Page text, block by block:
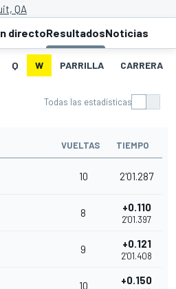
QA
directoResultadosNoticias
Q W PARRILLA CARRERA
Todas las estadísticas
VUELTAS TIEMPO
10 2'01.287
8 +0.110
2'01.397
9 +0.121
2'01.408
10 +0.150